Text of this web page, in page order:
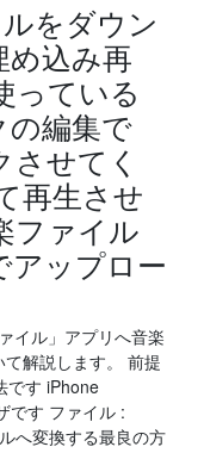
をダウン
め込み再
っている
の編集で
せてく
再生させ
ファイル
アップロー
イル」アプリへ音楽
解説します。 前提
です iPhone
です ファイル :
へ変換する最良の方